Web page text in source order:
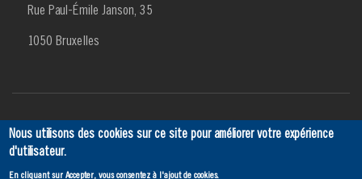
Rue Paul-Émile Janson, 35
1050 Bruxelles
Menu
Footer
Actualités Agenda SCRIBe Ancien Contact
Nous utilisons des cookies sur ce site pour améliorer votre expérience
d'utilisateur.
En cliquant sur Accepter, vous consentez à l'ajout de cookies.